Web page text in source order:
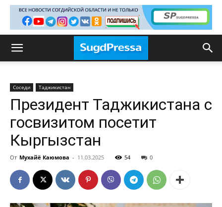
Соседи Таджикистан
Президент Таджикистана с
госвизитом посетит
Кыргызстан
От Мухайё Каюмова - 11.03.2025 54 0